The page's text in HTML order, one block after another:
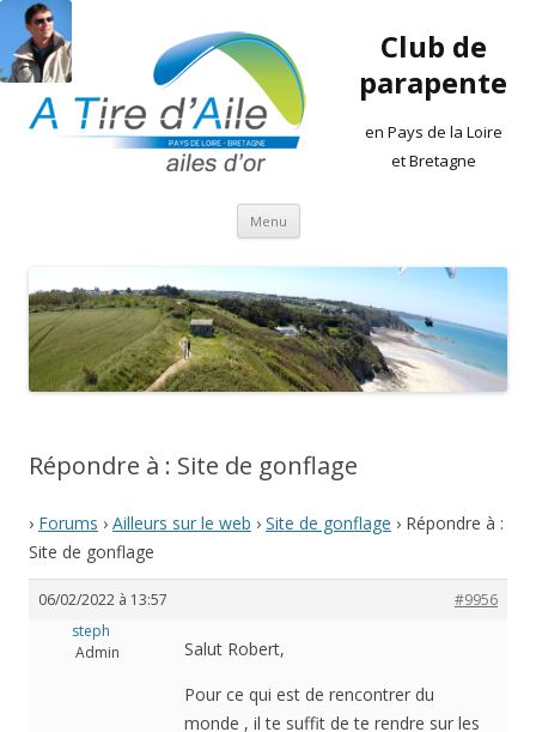
Club de
parapente
en Pays de la Loire
et Bretagne
Menu Aller
contenu
Répondre à : Site de gonflage
› Forums › Ailleurs sur le web › Site de gonflage › Répondre à :
Site de gonflage
06/02/2022 à 13:57
#9956
steph
Admin
Salut Robert,
Pour ce qui est de rencontrer du
monde , il te suffit de te rendre sur les